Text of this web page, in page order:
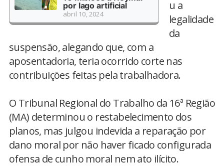
por lago artificial
abril 10, 2024
u a
legalidade
da
suspensão, alegando que, com a
aposentadoria, teria ocorrido corte nas
contribuições feitas pela trabalhadora.
O Tribunal Regional do Trabalho da 16ª Região
(MA) determinou o restabelecimento dos
planos, mas julgou indevida a reparação por
dano moral por não haver ficado configurada
ofensa de cunho moral nem ato ilícito.